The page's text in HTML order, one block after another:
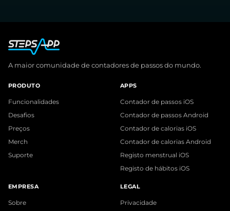
A maior comunidade de contadores de passos do mundo.
PRODUTO
Funcionalidades
Desafios
Preços
Merch
Suporte
APPS
Contador de passos iOS
Contador de passos Android
Contador de calorias iOS
Contador de calorias Android
Registo menstrual iOS
Registo de hábitos iOS
EMPRESA
Sobre
LEGAL
Privacidade